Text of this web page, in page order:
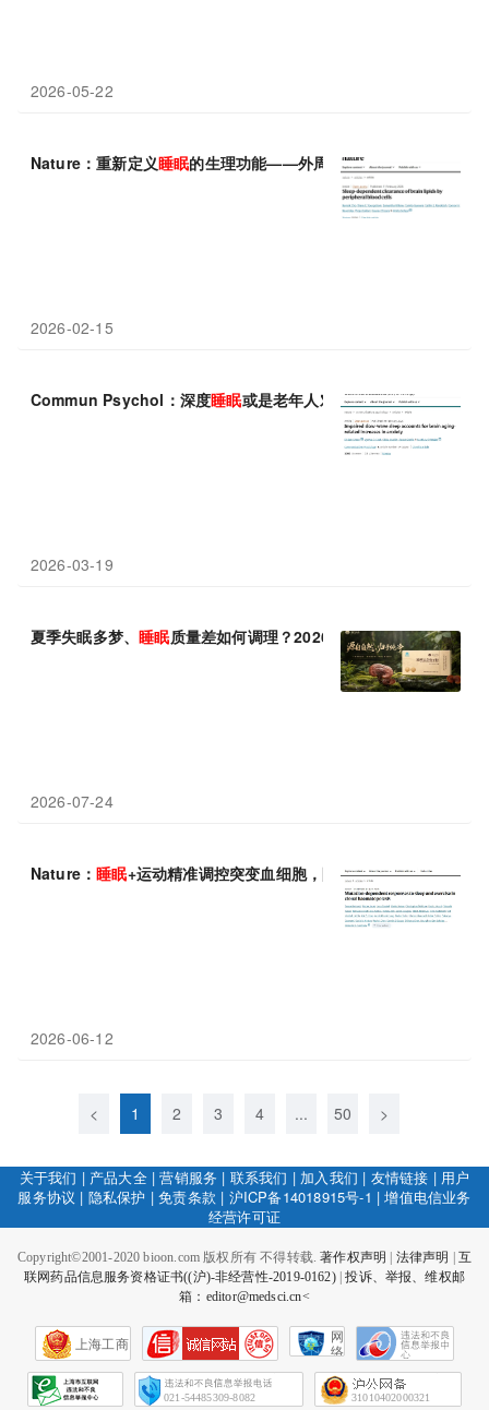
2026-05-22
Nature：重新定义睡眠的生理功能——外周血细胞执行睡眠
2026-02-15
Commun Psychol：深度睡眠或是老年人对抗焦虑的天然“情绪处
2026-03-19
夏季失眠多梦、睡眠质量差如何调理？2026灵芝孢子粉科学选购全
2026-07-24
Nature：睡眠+运动精准调控突变血细胞，阻击动脉粥样硬化
2026-06-12
< 1 2 3 4 ... 50 >
关于我们 | 产品大全|营销服务 | 联系我们 | 加入我们 | 友情链接 | 用户
服务协议 | 隐私保护 |免责条款 | 沪ICP备14018915号-1 |增值电信业务
经营许可证
Copyright©2001-2020 bioon.com 版权所有 不得转载.著作权声明 法律声明
互
联网药品信息服务资格证书((沪)-非经营性-2019-0162)|投诉、举报、维权邮
箱：editor@medsci.cn<
上海工商
网
络
会
征
021-54485309-8082 31010402000321